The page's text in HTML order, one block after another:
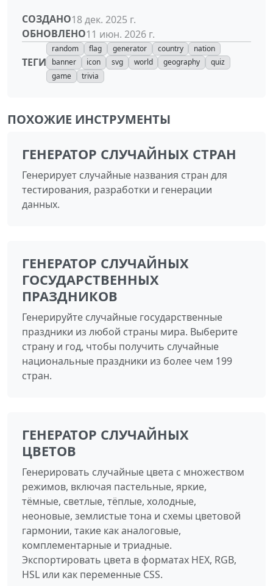
СОЗДАНО18 дек. 2025 г.
ОБНОВЛЕНО11 июн. 2026 г.
ТЕГИ
random flag generator country
nation
banner
icon svg world geography
quiz
game
trivia
ПОХОЖИЕ ИНСТРУМЕНТЫ
ГЕНЕРАТОР СЛУЧАЙНЫХ СТРАН
Генерирует случайные названия стран для
тестирования, разработки и генерации
данных.
ГЕНЕРАТОР СЛУЧАЙНЫХ
ГОСУДАРСТВЕННЫХ
ПРАЗДНИКОВ
Генерируйте случайные государственные
праздники из любой страны мира. Выберите
страну и год, чтобы получить случайные
национальные праздники из более чем 199
стран.
ГЕНЕРАТОР СЛУЧАЙНЫХ
ЦВЕТОВ
Генерировать случайные цвета с множеством
режимов, включая пастельные, яркие,
тёмные, светлые, тёплые, холодные,
неоновые, землистые тона и схемы цветовой
гармонии, такие как аналоговые,
комплементарные и триадные.
Экспортировать цвета в форматах HEX, RGB,
HSL или как переменные CSS.